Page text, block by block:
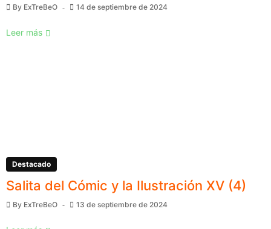
By ExTreBeO 14 de septiembre de 2024
Leer más
Destacado
Salita del Cómic y la Ilustración XV (4)
By ExTreBeO 13 de septiembre de 2024